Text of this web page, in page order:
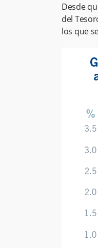
Desde
del
los que